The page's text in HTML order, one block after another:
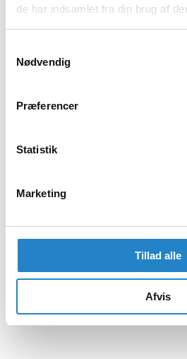
de har indsamlet fra din brug af
Nødvendig
Præferencer
Statistik
Marketing
Tillad alle
Afvis